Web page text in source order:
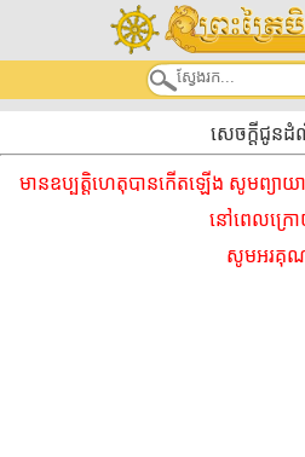
សេចក្តីជូន
មានឧប្បត្តិហេតុបានកើតឡើង សូមព្យ
នៅពេលក្រ
សូមអរគុ